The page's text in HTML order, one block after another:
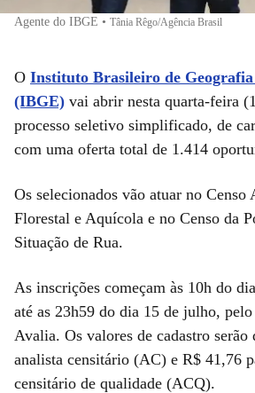
Agente do IBGE • Tânia Rêgo/Agência Brasil
O Instituto Brasileiro de Geografia
(IBGE) vai abrir nesta quarta-feira
processo seletivo simplificado, de
com uma oferta total de 1.414
Os selecionados vão atuar no Censo
Florestal e Aquícola e no Censo da
Situação de Rua.
As inscrições começam às 10h do
até as 23h59 do dia 15 de julho,
Avalia. Os valores de cadastro serão
analista censitário (AC) e R$ 41,76
censitário de qualidade (ACQ).